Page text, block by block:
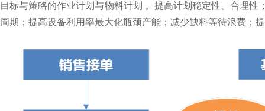
目标与策略的作业计划与物料计划 。提高计划稳定性、合理
周期；提高设备利用率最大化瓶颈产能；减少缺料等待浪费；